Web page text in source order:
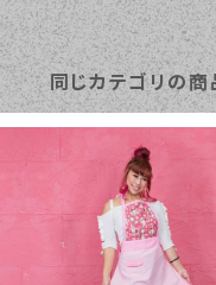
同じカテゴリの商